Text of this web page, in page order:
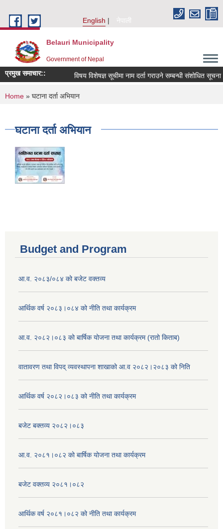
English
नेपाली
Belauri Municipality
Government of Nepal
प्रमुख समाचार:: विषय विशेषज्ञ सूचीमा नाम दर्ता गराउने सम्बन्धी संशोधित सूचना ।
You are here
Home » घटाना दर्ता अभियान
घटाना दर्ता अभियान
Budget and Program
आ.व. २०८३/०८४ को बजेट वक्तव्य
आर्थिक वर्ष २०८३।०८४ को नीति तथा कार्यक्रम
आ.व. २०८२।०८३ को बार्षिक योजना तथा कार्यक्रम (रातो किताब)
वातावरण तथा विपद् व्यवस्थापना शाखाको आ.व २०८२।२०८३ को निति
आर्थिक वर्ष २०८२।०८३ को नीति तथा कार्यक्रम
बजेट बक्तव्य २०८२।०८३
आ.व. २०८१।०८२ को बार्षिक योजना तथा कार्यक्रम
बजेट वक्तव्य २०८१।०८२
आर्थिक वर्ष २०८१।०८२ को नीति तथा कार्यक्रम